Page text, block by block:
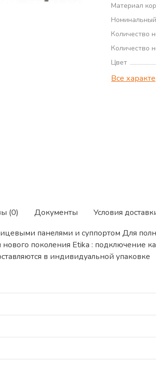
Материал
Количество
Количество
Цвет
Все
(0) Документы Условия
панелями и суппортом Для
нового поколения Etika :
в индивидуальной упаковке